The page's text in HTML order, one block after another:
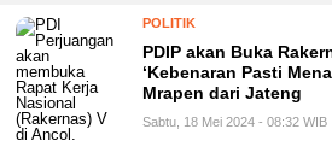
POLITIK
PDIP akan Buka
‘Kebenaran Pasti
Mrapen dari Jateng
Sabtu, 18 Mei 2024 - 08:32 WIB